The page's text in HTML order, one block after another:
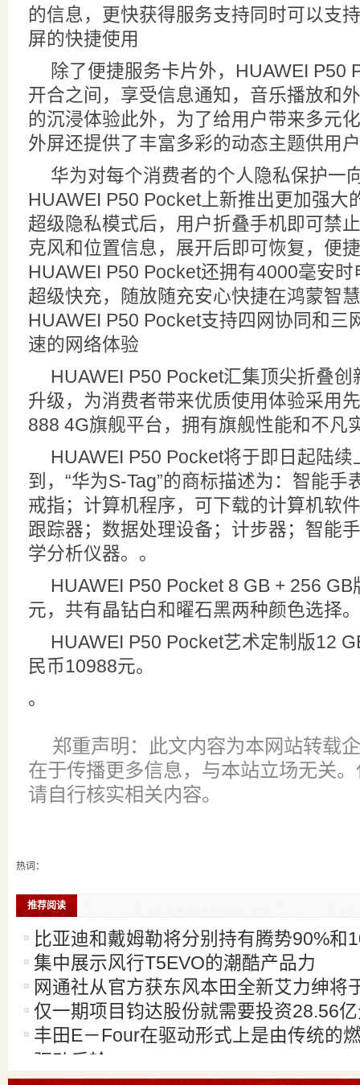
的信息，更快获得服务支持同时可以支
屏的快捷使用
除了便捷服务卡片外，HUAWEI P50
开合之间，享受信息通知，音乐播放和
的沉浸体验此外，为了给用户带来多元
外屏还提供了丰富多彩的动态主题供用
华为对每个消费者的个人隐私保护一
HUAWEI P50 Pocket上新推出更加强大
超级隐私模式后，用户折叠手机即可禁
克风和位置信息，展开后即可恢复，便
HUAWEI P50 Pocket还拥有4000毫安
超级快充，随放随充安心快捷在鸿蒙智
HUAWEI P50 Pocket支持四网协同和三
速的网络体验
HUAWEI P50 Pocket汇集顶尖折叠
升级，为消费者带来优质使用体验采用
888 4G旗舰平台，拥有旗舰性能和不凡
HUAWEI P50 Pocket将于即日起陆
到，“华为S-Tag”的商标描述为：智能手
戒指；计算机程序，可下载的计算机软
跟踪器；数据处理设备；计步器；智能
学分析仪器。。
HUAWEI P50 Pocket 8 GB + 256
元，共有晶钻白和曜石黑两种颜色选择。
HUAWEI P50 Pocket艺术定制版12
民币10988元。
。
郑重声明：此文内容为本网站转载
在于传播更多信息，与本站立场无关
请自行核实相关内容。
热词：
推荐阅读
比亚迪和戴姆勒将分别持有腾势90%和
集中展示风行T5EVO的潮酷产品力
网通社从官方获东风本田全新艾力绅将
仅一期项目钧达股份就需要投资28.56
丰田E－Four在驱动形式上是由传统的
驱动后轮